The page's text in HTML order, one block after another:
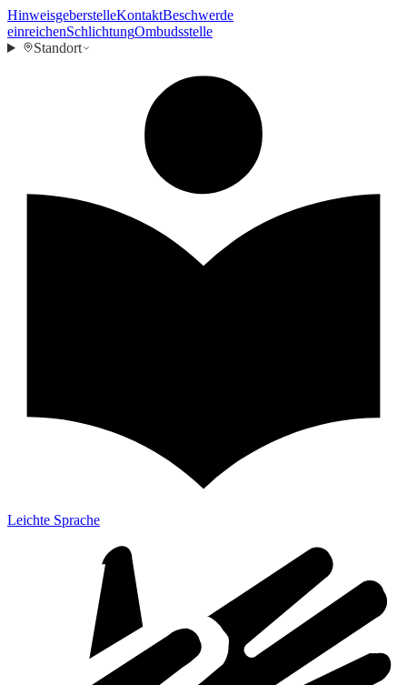
HinweisgeberstelleKontaktBeschwerde
einreichenSchlichtungOmbudsstelle
Standort
Leichte Sprache